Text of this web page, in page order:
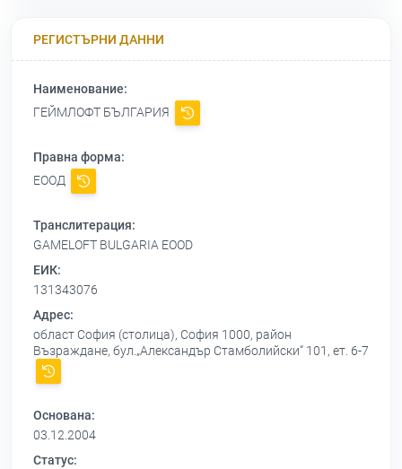
РЕГИСТЪРНИ ДАННИ
Наименование:
ГЕЙМЛОФТ БЪЛГАРИЯ
Правна форма:
ЕООД
Транслитерация:
GAMELOFT BULGARIA EOOD
ЕИК:
131343076
Адрес:
област София (столица), София 1000, район
Възраждане, бул.„Александър Стамболийски“ 101, ет. 6-7
Основана:
03.12.2004
Статус: